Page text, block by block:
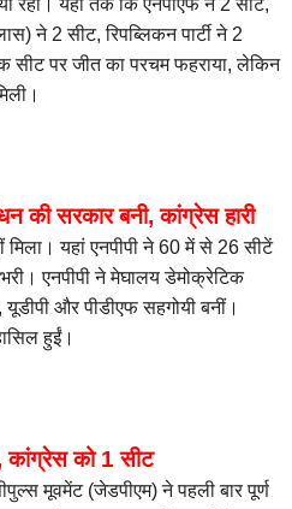
रही। यहां तक कि एनपीएफ ने 2 सीट,
ने 2 सीट, रिपब्लिकन पार्टी ने 2
सीट पर जीत का परचम फहराया, लेकिन
की सरकार बनी, कांग्रेस हारी
मिला। यहां एनपीपी ने 60 में से 26 सीटें
एनपीपी ने मेघालय डेमोक्रेटिक
और पीडीएफ सहगोयी बनीं।
हुईं।
कांग्रेस को 1 सीट
मूवमेंट (जेडपीएम) ने पहली बार पूर्ण